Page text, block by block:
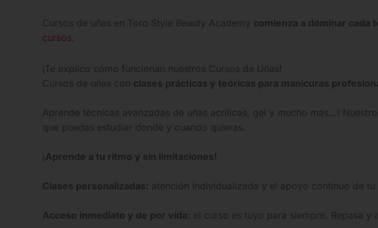
Cursos de uñas en Toro Style Beauty Academy comienza a dominar cada
cursos.
¡Te explico cómo funcionan nuestros Cursos de Uñas!
Cursos de uñas con clases prácticas y teóricas para manicuras
Aprende técnicas avanzadas de uñas acrílicas, gel y mucho más…!
que puedas estudiar donde y cuando quieras.
¡Aprende a tu ritmo y sin limitaciones!
Clases personalizadas: atención individualizada y el apoyo continuo de
Acceso inmediato y de por vida: el curso es tuyo para siempre. Repasa y